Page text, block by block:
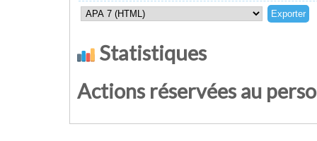
Statistiques
Actions réservées au